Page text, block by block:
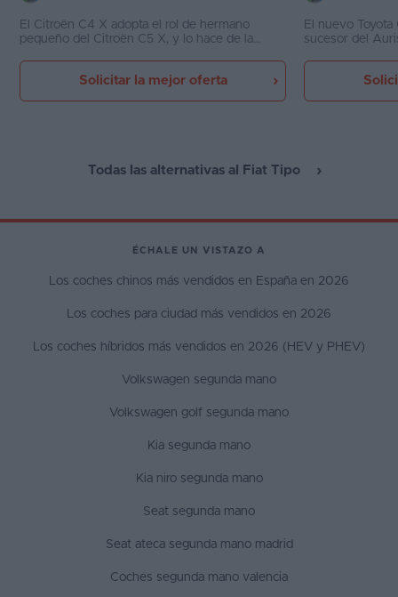
El Citroën C4 X adopta el rol de hermano
pequeño del Citroën C5 X, y lo hace de la
Solicitar la mejor oferta
El nuevo
sucesor del
posibilidades
siempre con
Todas las alternativas al Fiat Tipo
ÉCHALE UN VISTAZO A
Los coches chinos más vendidos en España en 2026
Los coches para ciudad más vendidos en 2026
Los coches híbridos más vendidos en 2026 (HEV y PHEV)
Volkswagen segunda mano
Volkswagen golf segunda mano
Kia segunda mano
Kia niro segunda mano
Seat segunda mano
Seat ateca segunda mano madrid
Coches segunda mano valencia